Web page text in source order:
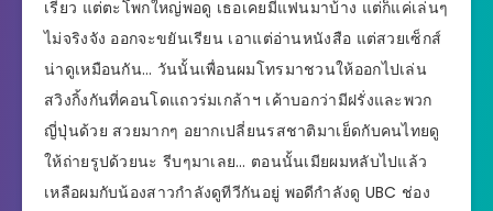
เรียว แต่ตะโพกใหญ่พอดู เธอเคยมีแฟนมาบ้าง แต่ก็แค่เล่นๆ
ไม่จริงจัง ออกจะขยันเรียน เอาแต่อ่านหนังสือ แต่สวยเซ็กส์
น่าดูเหมือนกัน… วันนั้นเพื่อนผมโทรมาชวนให้ออกไปเล่น
สวิงกิ้งกันที่คอนโดแถวร่มเกล้าฯ เค้าบอกว่ามีฝรั่งและพวก
ญี่ปุ่นด้วย สวยมากๆ อยากเปลี่ยนรสชาติมาเย็ดกับคนไทยดู
ให้ถ่ายรูปด้วยนะ รีบๆมาเลย… ตอนนั้นเมียผมหลับไปแล้ว
เหลือผมกับน้องสาวกำลังดูทีวีกันอยู่ พอดีกำลังดู UBC ช่อง